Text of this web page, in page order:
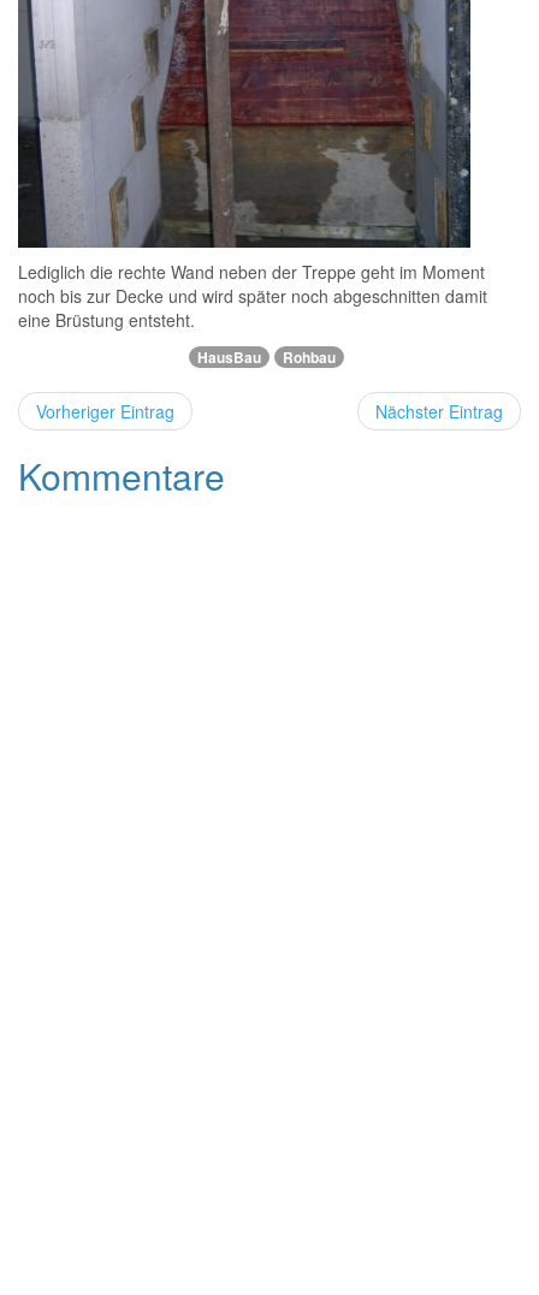
Lediglich die rechte Wand neben der Treppe geht im Moment
noch bis zur Decke und wird später noch abgeschnitten damit
eine Brüstung entsteht.
HausBau Rohbau
Vorheriger Eintrag Nächster Eintrag
Kommentare